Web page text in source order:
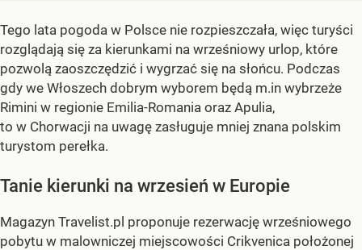
Tego lata pogoda w Polsce nie rozpieszczała, więc turyści
rozglądają się za kierunkami na wrześniowy urlop, które
pozwolą zaoszczędzić i wygrzać się na słońcu. Podczas
gdy we Włoszech dobrym wyborem będą m.in wybrzeże
Rimini w regionie Emilia-Romania oraz Apulia,
to w Chorwacji na uwagę zasługuje mniej znana polskim
turystom perełka.
Tanie kierunki na wrzesień w Europie
Magazyn Travelist.pl proponuje rezerwację wrześniowego
pobytu w malowniczej miejscowości Crikvenica położonej